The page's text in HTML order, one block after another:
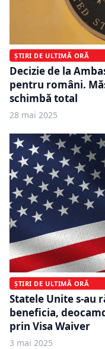
ȘTIRI DE ULTIMĂ ORĂ
Decizie de la
pentru români.
schimbă total
28 mai 2025
ȘTIRI DE ULTIMĂ ORĂ
Statele Unite s-au
beneficia,
prin Visa Waiver
3 mai 2025